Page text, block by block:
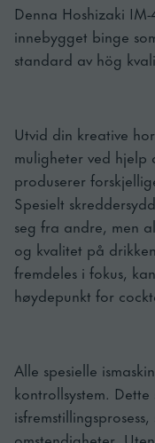
Denna Hoshizaki
innebygget binge
standard av hög
Utvid din kreative
muligheter ved hjelp
produserer
Spesielt
seg fra andre, men
og kvalitet på
fremdeles i fokus,
høydepunkt for
Alle spesielle
kontrollsystem.